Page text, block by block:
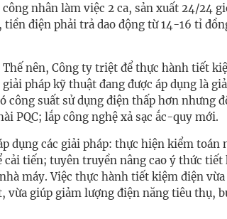
nhân làm việc 2 ca, sản xuất 24/24
tiền điện phải trả dao động từ 14-16 tỉ
nên, Công ty triệt để thực hành tiết
pháp kỹ thuật đang được áp dụng là
công suất sử dụng điện thấp hơn nhưng
PQC; lắp công nghệ xả sạc ắc-quy mới.
dụng các giải pháp: thực hiện kiểm
cải tiến; tuyên truyền nâng cao ý thức tiết
máy. Việc thực hành tiết kiệm điện
vừa giúp giảm lượng điện năng tiêu thụ,